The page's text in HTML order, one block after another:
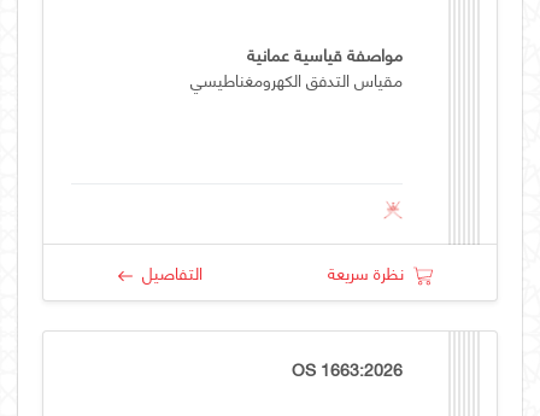
مواصفة قياسية عمانية
مقياس التدفق الكهرومغناطيسي
نظرة سريعة التفاصيل
OS 1663:2026